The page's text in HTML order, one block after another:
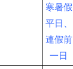
寒暑假
平日、
連假前
一日